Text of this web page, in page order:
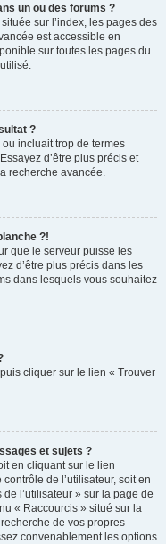
un ou des forums ?
sur l’index, les pages des
est accessible en
sur toutes les pages du
?
incluait trop de termes
d’être plus précis et
recherche avancée.
?!
que le serveur puisse les
d’être plus précis dans les
dans lesquels vous souhaitez
cliquer sur le lien « Trouver
et sujets ?
en cliquant sur le lien
de l’utilisateur, soit en
l’utilisateur » sur la page de
« Raccourcis » situé sur la
de vos propres
convenablement les options